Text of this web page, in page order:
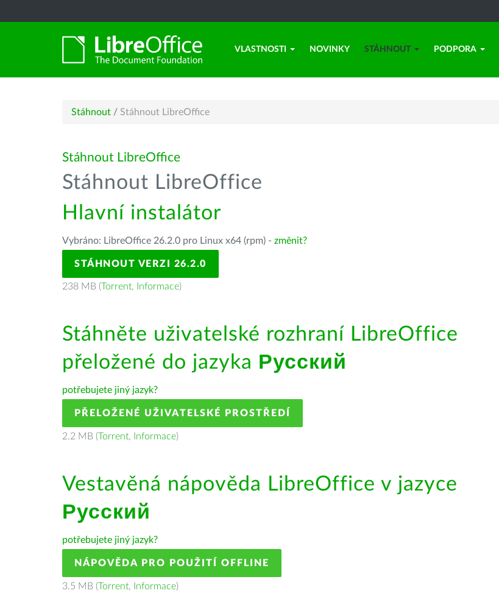
VLASTNOSTI NOVINKY STÁHNOUT PODPORA
Stáhnout / Stáhnout LibreOffice
Stáhnout LibreOffice
Stáhnout LibreOffice
Hlavní instalátor
Vybráno: LibreOffice 26.2.0 pro Linux x64 (rpm) - změnit?
STÁHNOUT VERZI 26.2.0
238 MB (Torrent, Informace)
Stáhněte uživatelské rozhraní LibreOffice
přeložené do jazyka Русский
potřebujete jiný jazyk?
PŘELOŽENÉ UŽIVATELSKÉ PROSTŘEDÍ
2.2 MB (Torrent, Informace)
Vestavěná nápověda LibreOffice v jazyce
Русский
potřebujete jiný jazyk?
NÁPOVĚDA PRO POUŽITÍ OFFLINE
3.5 MB (Torrent, Informace)